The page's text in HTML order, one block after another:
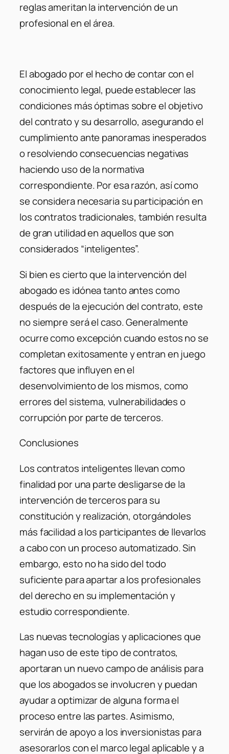
reglas ameritan la intervención de un
profesional en el área.
El abogado por el hecho de contar con el
conocimiento legal, puede establecer las
condiciones más óptimas sobre el objetivo
del contrato y su desarrollo, asegurando el
cumplimiento ante panoramas inesperados
o resolviendo consecuencias negativas
haciendo uso de la normativa
correspondiente. Por esa razón, así como
se considera necesaria su participación en
los contratos tradicionales, también resulta
de gran utilidad en aquellos que son
considerados “inteligentes”.
Si bien es cierto que la intervención del
abogado es idónea tanto antes como
después de la ejecución del contrato, este
no siempre será el caso. Generalmente
ocurre como excepción cuando estos no se
completan exitosamente y entran en juego
factores que influyen en el
desenvolvimiento de los mismos, como
errores del sistema, vulnerabilidades o
corrupción por parte de terceros.
Conclusiones
Los contratos inteligentes llevan como
finalidad por una parte desligarse de la
intervención de terceros para su
constitución y realización, otorgándoles
más facilidad a los participantes de llevarlos
a cabo con un proceso automatizado. Sin
embargo, esto no ha sido del todo
suficiente para apartar a los profesionales
del derecho en su implementación y
estudio correspondiente.
Las nuevas tecnologías y aplicaciones que
hagan uso de este tipo de contratos,
aportaran un nuevo campo de análisis para
que los abogados se involucren y puedan
ayudar a optimizar de alguna forma el
proceso entre las partes. Asimismo,
servirán de apoyo a los inversionistas para
asesorarlos con el marco legal aplicable y a